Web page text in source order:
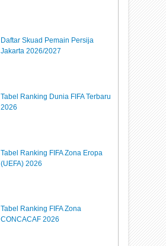
Daftar Skuad Pemain Persija
Jakarta 2026/2027
Tabel Ranking Dunia FIFA Terbaru
2026
Tabel Ranking FIFA Zona Eropa
(UEFA) 2026
Tabel Ranking FIFA Zona
CONCACAF 2026